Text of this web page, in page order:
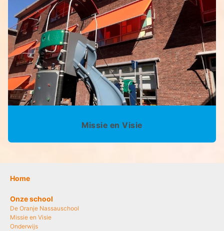
Missie en Visie
Home
Onze school
De Oranje Nassauschool
Missie en Visie
Onderwijs